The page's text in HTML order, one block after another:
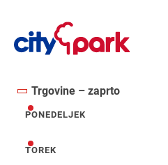
Trgovine – zaprto
ponedeljek
PONEDELJEK
torek
TOREK